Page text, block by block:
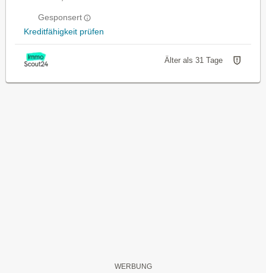
Gesponsert
Kreditfähigkeit prüfen
Älter als 31 Tage